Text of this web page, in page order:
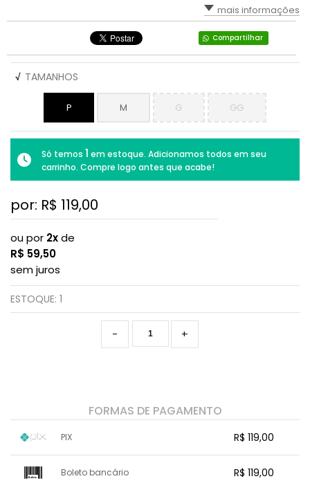
mais informações
Compartilhar
√ TAMANHOS
P M G GG
Só temos 1 em estoque. Adicionamos todos em seu
carrinho. Compre logo antes que acabe!
por: R$ 119,00
ou por 2xde
R$ 59,50
sem juros
ESTOQUE: 1
+
-
FORMAS DE PAGAMENTO
PIX R$ 119,00
.
Boleto bancário R$ 119,00